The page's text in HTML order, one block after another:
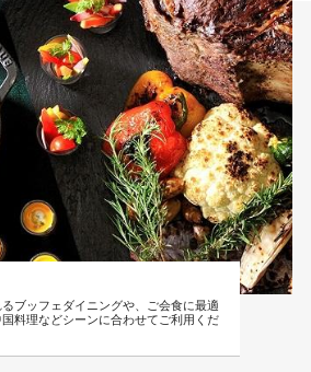
ブッフェダイニングや、ご会食に最適
料理などシーンに合わせてご利用くだ